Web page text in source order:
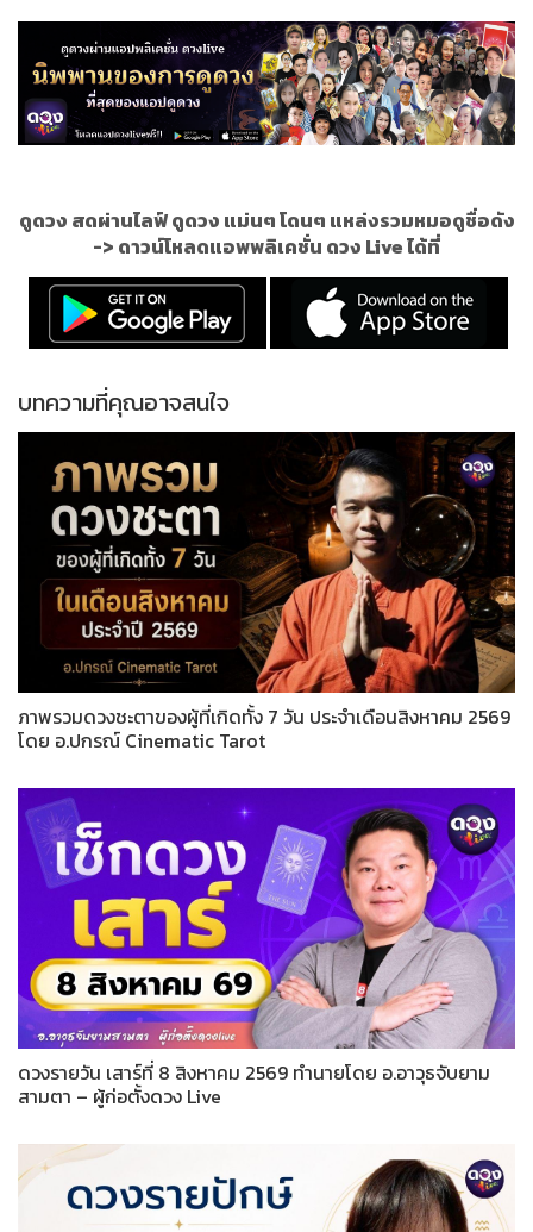
ดูดวง สดผ่านไลฟ์ ดูดวง แม่นๆ โดนๆ แหล่งรวมหมอดูชื่อดัง
-> ดาวน์โหลดแอพพลิเคชั่น ดวง Live ได้ที่
บทความที่คุณอาจสนใจ
ภาพรวมดวงชะตาของผู้ที่เกิดทั้ง 7 วัน ประจำเดือนสิงหาคม 2569
โดย อ.ปกรณ์ Cinematic Tarot
ดวงรายวัน เสาร์ที่ 8 สิงหาคม 2569 ทำนายโดย อ.อาวุธจับยาม
สามตา – ผู้ก่อตั้งดวง Live